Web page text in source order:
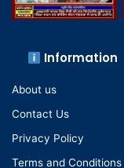
Information
About us
Contact Us
Privacy Policy
Terms and Conditions